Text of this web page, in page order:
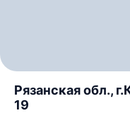
Рязанская обл.,
19